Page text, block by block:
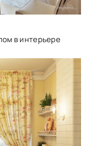
в интерьере